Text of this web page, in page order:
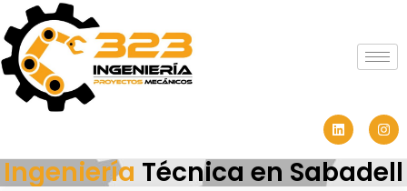
Ingeniería Técnica en Sabadell